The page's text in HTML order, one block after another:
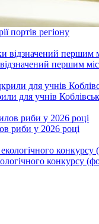
портів регіону
першим
для учнів
риби у 2026 році
конкурсу